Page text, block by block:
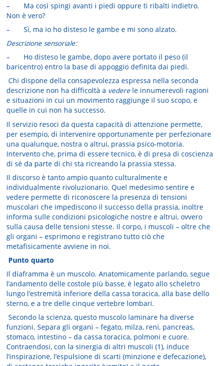
– Ma così spingi avanti i piedi oppure ti ribalti indietro.
Non è vero?
– Sì, ma io ho disteso le gambe e mi sono alzato.
Descrizione sensoriale:
– Ho disteso le gambe, dopo avere portato il peso (il
baricentro) entro la base di appoggio definita dai piedi.
Chi dispone della consapevolezza espressa nella seconda
descrizione non ha difficoltà a vedere le innumerevoli ragioni
e situazioni in cui un movimento raggiunge il suo scopo, e
quelle in cui non ha successo.
Il servizio resoci da questa capacità di attenzione permette,
per esempio, di intervenire opportunamente per perfezionare
una qualunque, nostra o altrui, prassia psico-motoria.
Intervento che, prima di essere tecnico, è di presa di coscienza
di sé da parte di chi sta ricreando la prassia stessa.
Il discorso è tanto ampio quanto culturalmente e
individualmente rivoluzionario. Quel medesimo sentire e
vedere permette di riconoscere la presenza di tensioni
muscolari che impediscono il successo della prassia, inoltre
informa sulle condizioni psicologiche nostre e altrui, ovvero
sulla causa delle tensioni stesse. Il corpo, i muscoli – oltre che
gli organi – esprimono e registrano tutto ciò che
metafisicamente avviene in noi.
Punto quarto
Il diaframma è un muscolo. Anatomicamente parlando, segue
l’andamento delle costole più basse, è legato allo scheletro
lungo l’estremità inferiore della cassa toracica, alla base dello
sterno, e a tre delle cinque vertebre lombari.
Secondo la scienza, questo muscolo laminare ha diverse
funzioni. Separa gli organi – fegato, milza, reni, pancreas,
stomaco, intestino – da cassa toracica, polmoni e cuore.
Contraendosi, con la sinergia di altri muscoli (1), induce
l’inspirazione, l’espulsione di scarti (minzione e defecazione),